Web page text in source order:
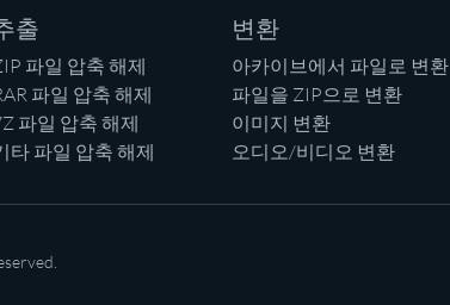
출
파일 압축 해제
파일 압축 해제
파일 압축 해제
타 파일 압축 해제
변환
아카이브에서 파일로 변환
파일을 ZIP으로 변환
이미지 변환
오디오/비디오 변환